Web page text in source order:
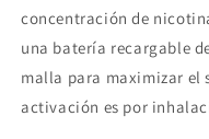
concentración de
una batería recargable
malla para maximizar el
activación es por